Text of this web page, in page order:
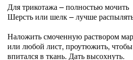
Для трикотажа – полностью мочить
Шерсть или шелк – лучше
Наложить смоченную раствором
или любой лист, проутюжить,
впитался в ткань. Дать высохнуть.